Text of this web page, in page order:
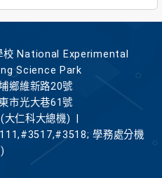
校 National Experimental
Science Park
鄉維新路20號
市光大巷61號
仁科大總機)
學務處分機